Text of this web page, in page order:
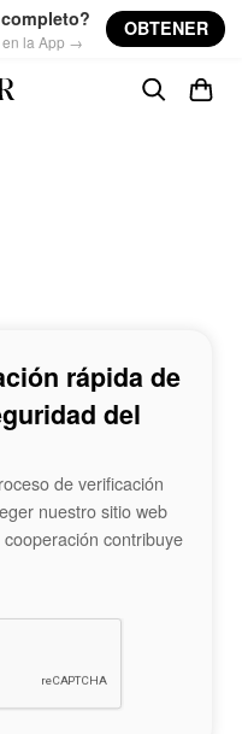
en la App →
OBTENER
rápida de
del
de verificación
nuestro sitio web
contribuye